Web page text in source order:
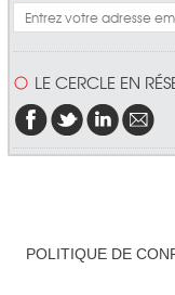
LE CERCLE EN
POLITIQUE DE